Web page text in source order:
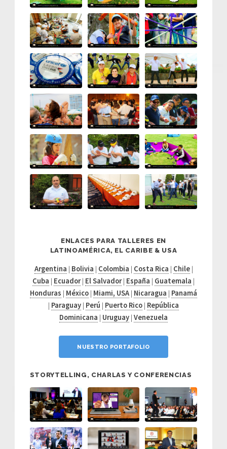
ENLACES PARA TALLERES EN
LATINOAMÉRICA, EL CARIBE & USA
Argentina | Bolivia | Colombia | Costa Rica | Chile|
Cuba | Ecuador| El Salvador| España | Guatemala |
Honduras | México | Miami, USA | Nicaragua | Panamá
| Paraguay | Perú | Puerto Rico | República
Dominicana | Uruguay | Venezuela
NUESTRO PORTAFOLIO
STORYTELLING, CHARLAS Y CONFERENCIAS